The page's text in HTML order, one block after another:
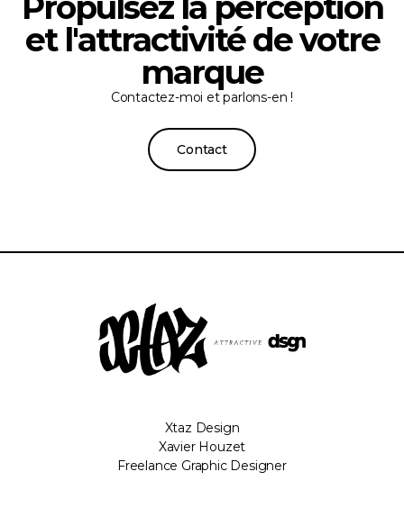
et l'attractivité de votre
marque
Contactez-moi et parlons-en !
Contact
Xtaz Design
Xavier Houzet
Freelance Graphic Designer